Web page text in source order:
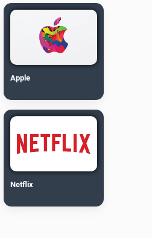
Apple
Netflix